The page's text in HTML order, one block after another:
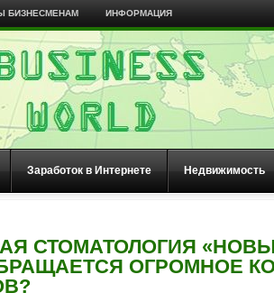
БИЗНЕСМЕНАМ ИНФОРМАЦИЯ
Заработок в Интернете Недвижимость
СТОМАТОЛОГИЯ
ОГРОМНОЕ